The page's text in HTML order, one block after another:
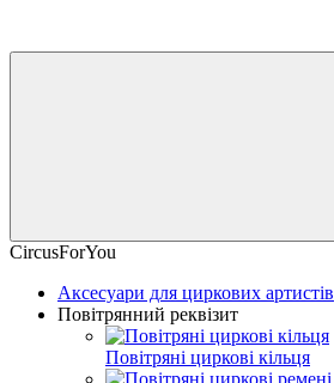
CircusForYou
Аксесуари для циркових артистів
Повітрянний реквізит
Повітряні циркові кільця